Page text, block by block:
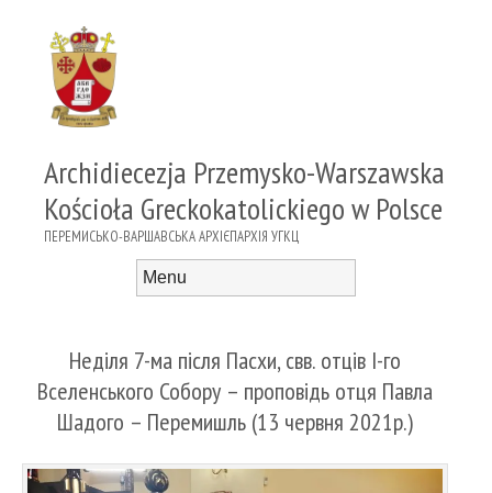
Archidiecezja Przemysko-Warszawska
Kościoła Greckokatolickiego w Polsce
ПЕРЕМИСЬКО-ВАРШАВСЬКА АРХІЄПАРХІЯ УГКЦ
Неділя 7-ма після Пасхи, свв. отців I-го
Вселенського Собору – проповідь отця Павла
Шадого – Перемишль (13 червня 2021р.)